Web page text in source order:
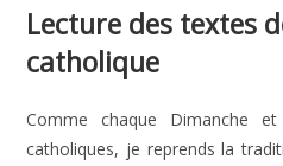
Lecture des textes
catholique
Comme chaque Dimanche
catholiques, je reprends la